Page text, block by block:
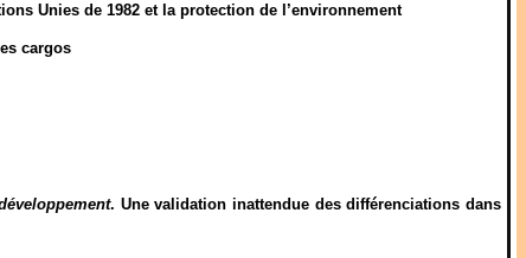
Unies de 1982 et la protection de l’environnement
cargos
. Une validation inattendue des différenciations dans